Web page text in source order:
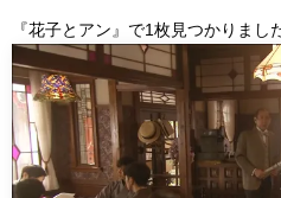
『花子とアン』で1枚見つかりまし